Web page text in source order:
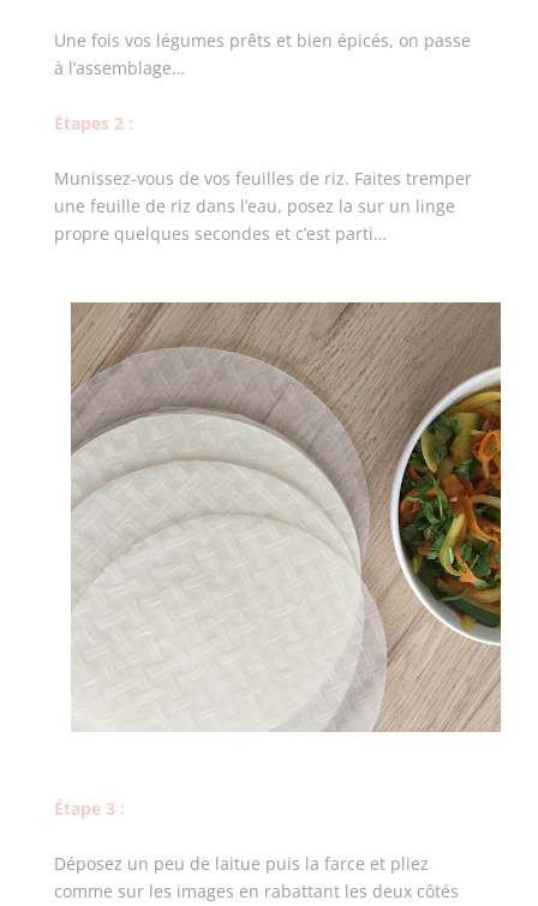
Une fois vos légumes prêts et bien épicés, on passe
à l’assemblage…
Étapes 2 :
Munissez-vous de vos feuilles de riz. Faites tremper
une feuille de riz dans l’eau, posez la sur un linge
propre quelques secondes et c’est parti…
Étape 3 :
Déposez un peu de laitue puis la farce et pliez
comme sur les images en rabattant les deux côtés